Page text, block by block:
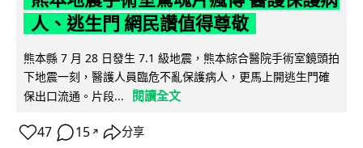
人、逃生門 網民讚值得尊敬
熊本縣 7 月 28 日發生 7.1 級地震，熊本綜合醫院手術室鏡頭拍
下地震一刻，醫護人員臨危不亂保護病人，更馬上開逃生門確
保出口流通。片段...
閱讀全文
47 15 ↗ 分享